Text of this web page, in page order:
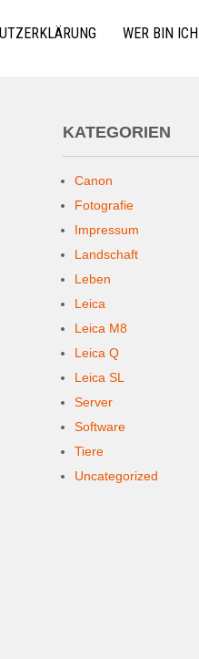
WER BIN ICH
KATEGORIEN
Canon
Fotografie
Impressum
Landschaft
Leben
Leica
Leica M8
Leica Q
Leica SL
Server
Software
Tiere
Uncategorized